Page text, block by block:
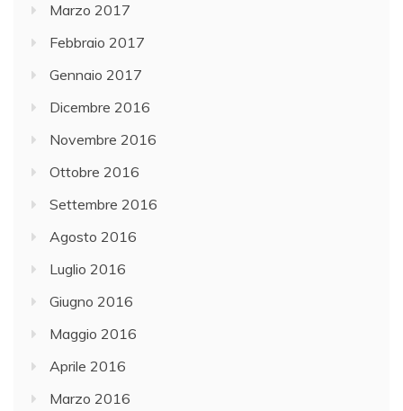
Marzo 2017
Febbraio 2017
Gennaio 2017
Dicembre 2016
Novembre 2016
Ottobre 2016
Settembre 2016
Agosto 2016
Luglio 2016
Giugno 2016
Maggio 2016
Aprile 2016
Marzo 2016